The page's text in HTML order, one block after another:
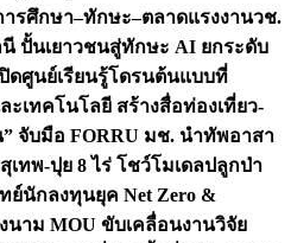
ารศึกษา–ทักษะ–ตลาดแรงงานวช.
ปั้นเยาวชนสู่ทักษะ AI ยกระดับ
ดศูนย์เรียนรู้โดรนต้นแบบที่
เทคโนโลยี สร้างสื่อท่องเที่ยว-
จับมือ FORRU มช. นำทัพอาสา
เทพ-ปุย 8 ไร่ โชว์โมเดลปลูกป่า
ย์นักลงทุนยุค Net Zero &
าม MOU ขับเคลื่อนงานวิจัย